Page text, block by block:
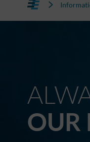
OUR